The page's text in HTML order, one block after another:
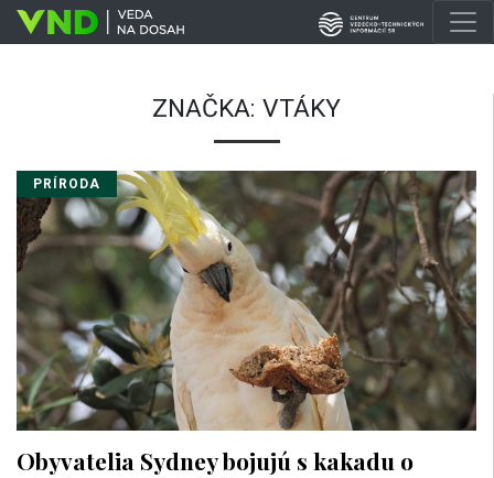
ZNAČKA: VTÁKY
PRÍRODA
Obyvatelia Sydney bojujú s kakadu o